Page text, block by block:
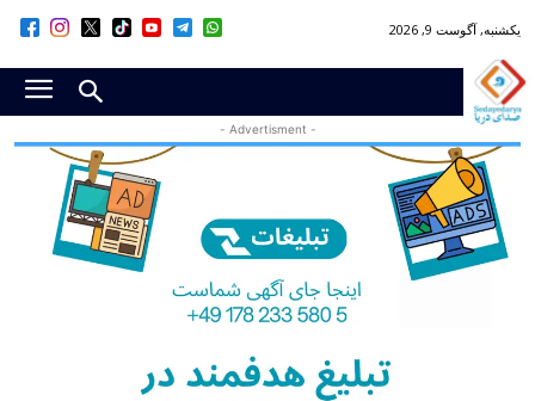
یکشنبه, آگوست 9, 2026
- Advertisment -